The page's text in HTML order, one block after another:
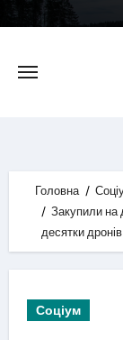
content
Головна
Закупили на
десятки дронів
Соціум